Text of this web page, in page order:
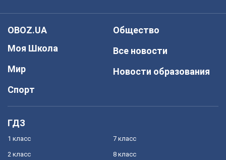
OBOZ.UA
Моя Школа
Мир
Спорт
Общество
Все новости
Новости образования
ГДЗ
1 класс
2 класс
7 класс
8 класс